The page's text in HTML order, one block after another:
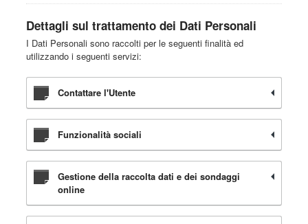
Dettagli sul trattamento dei Dati Personali
I Dati Personali sono raccolti per le seguenti finalità ed
utilizzando i seguenti servizi:
Contattare l'Utente
Funzionalità sociali
Gestione della raccolta dati e dei sondaggi
online